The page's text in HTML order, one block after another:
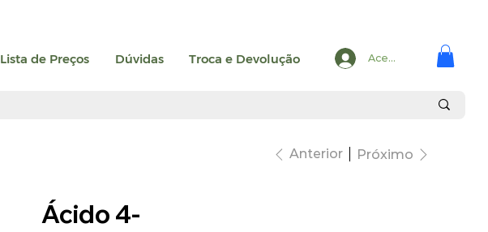
Lista de Preços Dúvidas Troca e Devolução Acesse
Anterior Próximo
Ácido 4-